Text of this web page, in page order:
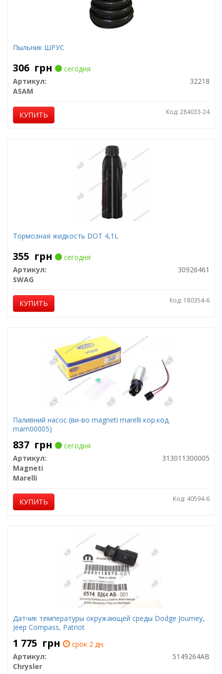
Пыльник ШРУС
306 грн
сегодня
Артикул:
32218
ASAM
КУПИТЬ Код: 284033-24
Тормозная жидкость DOT 4,1L
355 грн
сегодня
Артикул:
30926461
SWAG
КУПИТЬ Код: 180354-6
Паливний насос (ви-во magneti marelli кор.код.
mam00005)
837 грн
сегодня
Артикул:
313011300005
Magneti
Marelli
КУПИТЬ Код: 40594-6
Датчик температуры окружающей среды Dodge Journey,
Jeep Compass, Patriot
1 775 грн
срок 2 дн.
Артикул:
5149264AB
Chrysler